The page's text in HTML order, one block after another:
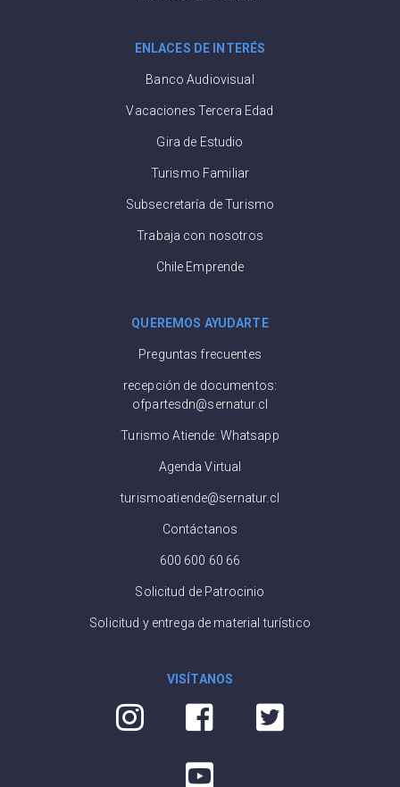
ENLACES DE INTERÉS
Banco Audiovisual
Vacaciones Tercera Edad
Gira de Estudio
Turismo Familiar
Subsecretaría de Turismo
Trabaja con nosotros
Chile Emprende
QUEREMOS AYUDARTE
Preguntas frecuentes
recepción de documentos:
ofpartesdn@sernatur.cl
Turismo Atiende: Whatsapp
Agenda Virtual
turismoatiende@sernatur.cl
Contáctanos
600 600 60 66
Solicitud de Patrocinio
Solicitud y entrega de material turístico
VISÍTANOS